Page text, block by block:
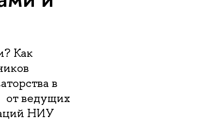
Как
в
от ведущих
НИУ